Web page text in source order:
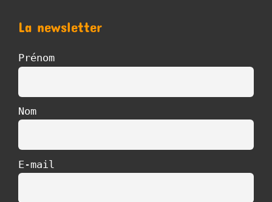
La newsletter
Prénom
Nom
E-mail